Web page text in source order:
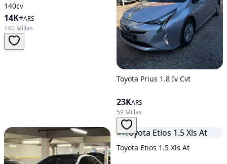
140cv
14K+ARS
140 Millas
Toyota Prius 1.8 Iv Cvt
23KARS
59 Millas
Toyota Etios 1.5 Xls At